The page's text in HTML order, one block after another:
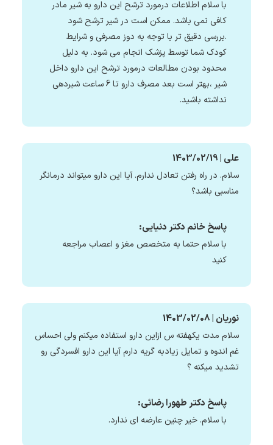
با سلام اطلاعات درمورد ترشح این دارو به شیر مادر
کافی نمی باشد. ممکن است در شیر ترشح شود
.بررسی دقیق تر با توجه به دوز مصرفی و شرایط
کودک شما توسط پزشک انجام می شود. به دلیل
محدود بودن مطالعات درمورد ترشح این دارو داخل
شیر ،بهتر است بعد مصرف دارو تا 6 ساعت شیردهی
نداشته باشید.
علی | 1403/02/19
سلام. در راه رفتن تعادل ندارم. آیا این دارو میتواند درمانگر
مناسبی باشد؟
پاسخ خانم دکتر دنیایی:
با سلام حتما به متخصص مغز و اعصاب مراجعه
کنید
نوریان | 1403/02/08
سلام مدت یکهفته س ازاین دارو استفاده میکنم ولی احساس
غم اندوه و تمایل زیادبه گریه دارم آیا این دارو افسردگی رو
تشدید میکنه ؟
پاسخ دکتر طهورا رضائی:
با سلام. خیر چنین عارضه ای ندارد.